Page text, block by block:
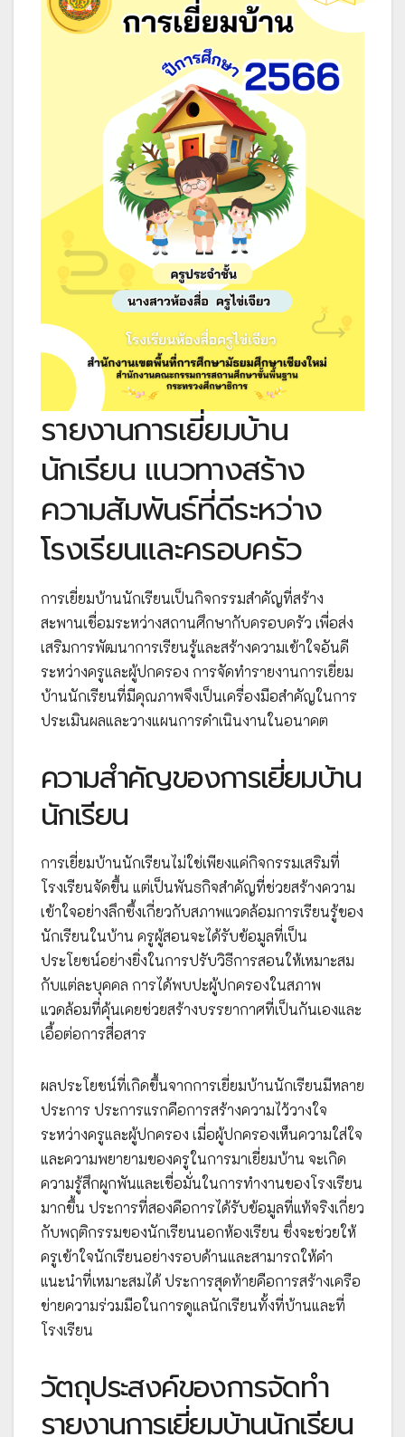
รายงานการเยี่ยมบ้าน
นักเรียน แนวทางสร้าง
ความสัมพันธ์ที่ดีระหว่าง
โรงเรียนและครอบครัว
การเยี่ยมบ้านนักเรียนเป็นกิจกรรมสำคัญที่สร้าง
สะพานเชื่อมระหว่างสถานศึกษากับครอบครัว เพื่อส่ง
เสริมการพัฒนาการเรียนรู้และสร้างความเข้าใจอันดี
ระหว่างครูและผู้ปกครอง การจัดทำรายงานการเยี่ยม
บ้านนักเรียนที่มีคุณภาพจึงเป็นเครื่องมือสำคัญในการ
ประเมินผลและวางแผนการดำเนินงานในอนาคต
ความสำคัญของการเยี่ยมบ้าน
นักเรียน
การเยี่ยมบ้านนักเรียนไม่ใช่เพียงแค่กิจกรรมเสริมที่
โรงเรียนจัดขึ้น แต่เป็นพันธกิจสำคัญที่ช่วยสร้างความ
เข้าใจอย่างลึกซึ้งเกี่ยวกับสภาพแวดล้อมการเรียนรู้ของ
นักเรียนในบ้าน ครูผู้สอนจะได้รับข้อมูลที่เป็น
ประโยชน์อย่างยิ่งในการปรับวิธีการสอนให้เหมาะสม
กับแต่ละบุคคล การได้พบปะผู้ปกครองในสภาพ
แวดล้อมที่คุ้นเคยช่วยสร้างบรรยากาศที่เป็นกันเองและ
เอื้อต่อการสื่อสาร
ผลประโยชน์ที่เกิดขึ้นจากการเยี่ยมบ้านนักเรียนมีหลาย
ประการ ประการแรกคือการสร้างความไว้วางใจ
ระหว่างครูและผู้ปกครอง เมื่อผู้ปกครองเห็นความใส่ใจ
และความพยายามของครูในการมาเยี่ยมบ้าน จะเกิด
ความรู้สึกผูกพันและเชื่อมั่นในการทำงานของโรงเรียน
มากขึ้น ประการที่สองคือการได้รับข้อมูลที่แท้จริงเกี่ยว
กับพฤติกรรมของนักเรียนนอกห้องเรียน ซึ่งจะช่วยให้
ครูเข้าใจนักเรียนอย่างรอบด้านและสามารถให้คำ
แนะนำที่เหมาะสมได้ ประการสุดท้ายคือการสร้างเครือ
ข่ายความร่วมมือในการดูแลนักเรียนทั้งที่บ้านและที่
โรงเรียน
วัตถุประสงค์ของการจัดทำ
รายงานการเยี่ยมบ้านนักเรียน